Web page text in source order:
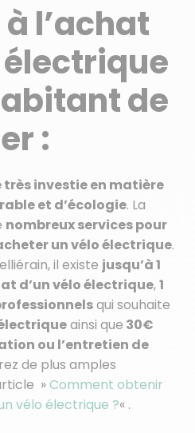
l’achat
électrique
de
:
très investie en matière
et d’écologie. La
nombreux services pour
un vélo électrique.
il existe jusqu’à 1
d’un vélo électrique,1
qui souhaite
ainsi que 30€
ou l’entretien de
de plus amples
»Comment obtenir
vélo électrique ?« .